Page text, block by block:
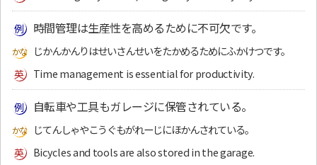
時間管理は生産性を高めるために不可欠です。
じかんかんりはせいさんせいをたかめるためにふかけつです。
Time management is essential for productivity.
自転車や工具もガレージに保管されている。
じてんしゃやこうぐもがれーじにほかんされている。
Bicycles and tools are also stored in the garage.